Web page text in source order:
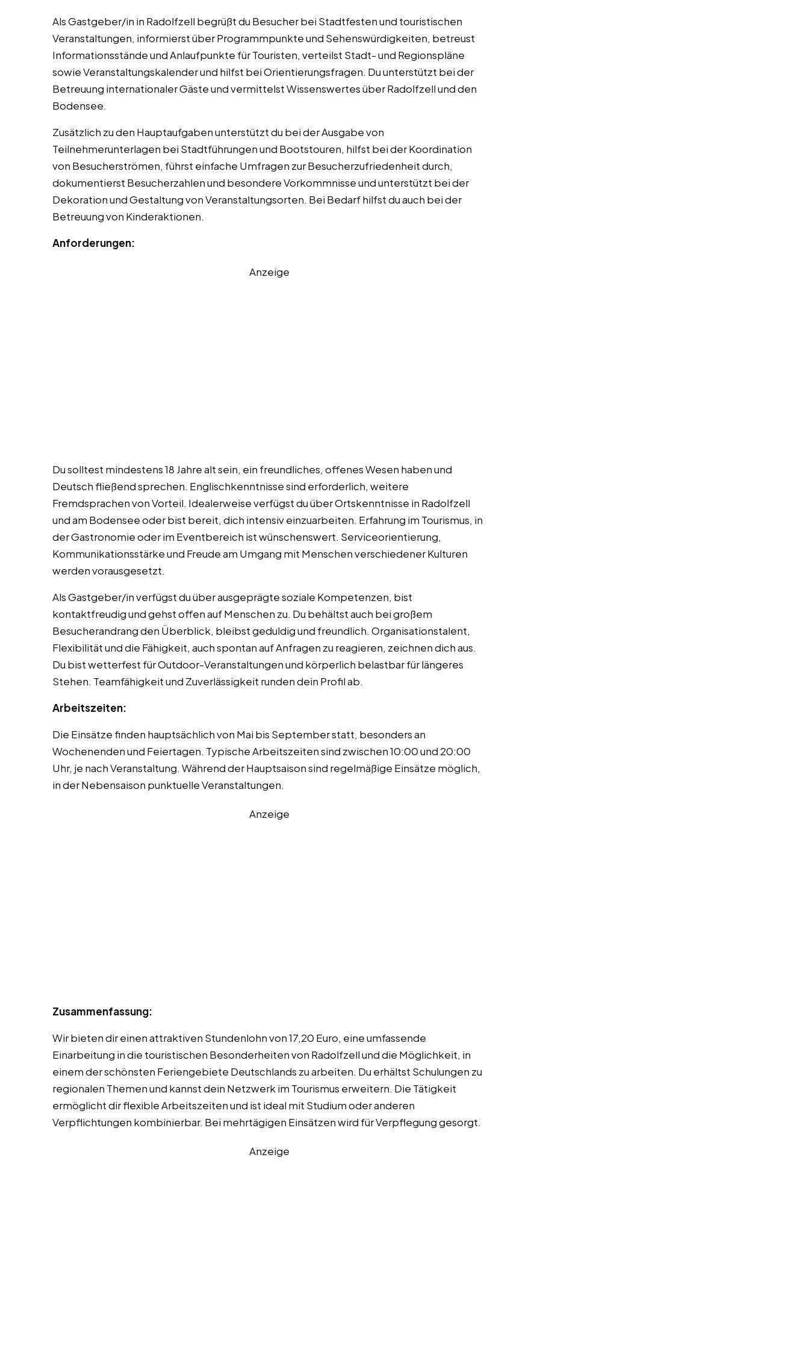
Als Gastgeber/in in Radolfzell begrüßt du Besucher bei Stadtfesten und touristischen
Veranstaltungen, informierst über Programmpunkte und Sehenswürdigkeiten, betreust
Informationsstände und Anlaufpunkte für Touristen, verteilst Stadt- und Regionspläne
sowie Veranstaltungskalender und hilfst bei Orientierungsfragen. Du unterstützt bei der
Betreuung internationaler Gäste und vermittelst Wissenswertes über Radolfzell und den
Bodensee.
Zusätzlich zu den Hauptaufgaben unterstützt du bei der Ausgabe von
Teilnehmerunterlagen bei Stadtführungen und Bootstouren, hilfst bei der Koordination
von Besucherströmen, führst einfache Umfragen zur Besucherzufriedenheit durch,
dokumentierst Besucherzahlen und besondere Vorkommnisse und unterstützt bei der
Dekoration und Gestaltung von Veranstaltungsorten. Bei Bedarf hilfst du auch bei der
Betreuung von Kinderaktionen.
Anforderungen:
Anzeige
Du solltest mindestens 18 Jahre alt sein, ein freundliches, offenes Wesen haben und
Deutsch fließend sprechen. Englischkenntnisse sind erforderlich, weitere
Fremdsprachen von Vorteil. Idealerweise verfügst du über Ortskenntnisse in Radolfzell
und am Bodensee oder bist bereit, dich intensiv einzuarbeiten. Erfahrung im Tourismus, in
der Gastronomie oder im Eventbereich ist wünschenswert. Serviceorientierung,
Kommunikationsstärke und Freude am Umgang mit Menschen verschiedener Kulturen
werden vorausgesetzt.
Als Gastgeber/in verfügst du über ausgeprägte soziale Kompetenzen, bist
kontaktfreudig und gehst offen auf Menschen zu. Du behältst auch bei großem
Besucherandrang den Überblick, bleibst geduldig und freundlich. Organisationstalent,
Flexibilität und die Fähigkeit, auch spontan auf Anfragen zu reagieren, zeichnen dich aus.
Du bist wetterfest für Outdoor-Veranstaltungen und körperlich belastbar für längeres
Stehen. Teamfähigkeit und Zuverlässigkeit runden dein Profil ab.
Arbeitszeiten:
Die Einsätze finden hauptsächlich von Mai bis September statt, besonders an
Wochenenden und Feiertagen. Typische Arbeitszeiten sind zwischen 10:00 und 20:00
Uhr, je nach Veranstaltung. Während der Hauptsaison sind regelmäßige Einsätze möglich,
in der Nebensaison punktuelle Veranstaltungen.
Anzeige
Zusammenfassung:
Wir bieten dir einen attraktiven Stundenlohn von 17,20 Euro, eine umfassende
Einarbeitung in die touristischen Besonderheiten von Radolfzell und die Möglichkeit, in
einem der schönsten Feriengebiete Deutschlands zu arbeiten. Du erhältst Schulungen zu
regionalen Themen und kannst dein Netzwerk im Tourismus erweitern. Die Tätigkeit
ermöglicht dir flexible Arbeitszeiten und ist ideal mit Studium oder anderen
Verpflichtungen kombinierbar. Bei mehrtägigen Einsätzen wird für Verpflegung gesorgt.
Anzeige